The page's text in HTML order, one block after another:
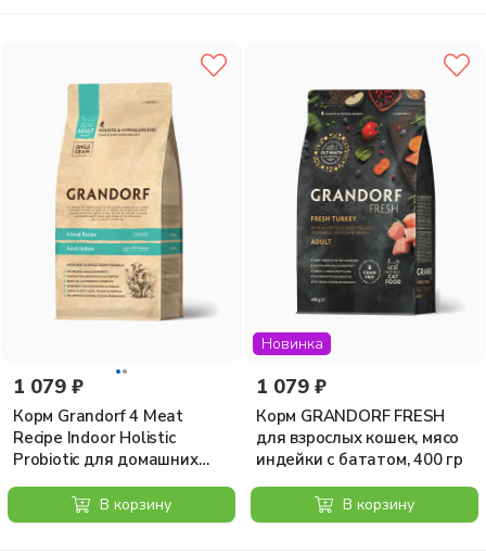
1 079 ₽
Корм Grandorf 4 Meat
Recipe Indoor Holistic
Probiotic для домашних
кошек, с пробиотиками, 4
вида мяса, 400 г
В корзину
Новинка
1 079 ₽
Корм GRANDORF FRESH
для взрослых кошек, мясо
индейки с бататом, 400 гр
В корзину